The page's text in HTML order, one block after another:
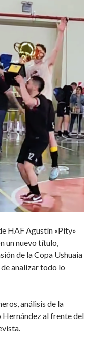
HAF Agustín «Pity»
un nuevo título,
de la Copa Ushuaia
analizar todo lo
análisis de la
al frente del